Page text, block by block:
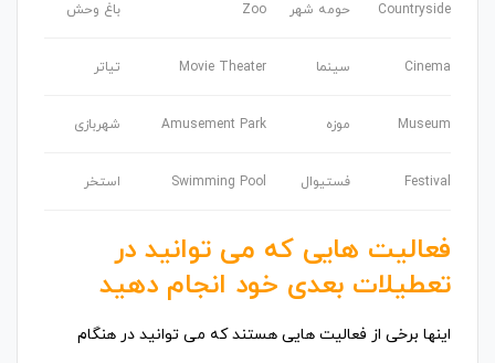
Countryside حومه شهر Zoo باغ وحش
Cinema سینما Movie Theater تیاتر
Museum موزه Amusement Park شهربازی
Festival فستیوال Swimming Pool استخر
فعالیت هایی که می توانید در
تعطیلات بعدی خود انجام دهید
اینها برخی از فعالیت هایی هستند که می توانید در هنگام